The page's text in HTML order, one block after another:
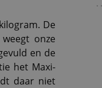
De
onze
en de
het Maxi-
daar niet